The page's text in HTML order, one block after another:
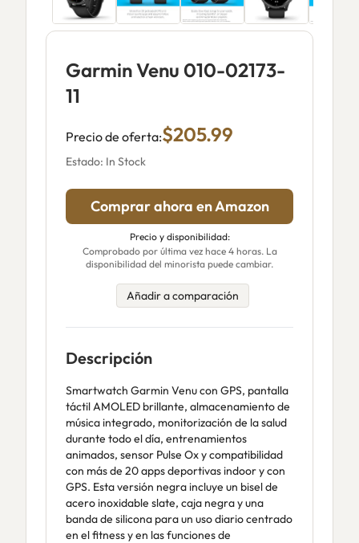
Garmin Venu 010-02173-
11
Precio de oferta:$205.99
Estado: In Stock
Comprar ahora en Amazon
Precio y disponibilidad:
Comprobado por última vez hace 4 horas. La
disponibilidad del minorista puede cambiar.
Añadir a comparación
Descripción
Smartwatch Garmin Venu con GPS, pantalla
táctil AMOLED brillante, almacenamiento de
música integrado, monitorización de la salud
durante todo el día, entrenamientos
animados, sensor Pulse Ox y compatibilidad
con más de 20 apps deportivas indoor y con
GPS. Esta versión negra incluye un bisel de
acero inoxidable slate, caja negra y una
banda de silicona para un uso diario centrado
en el fitness y en las funciones de